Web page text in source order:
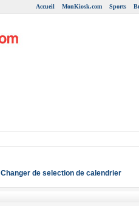
Accueil MonKiosk.com Sports
Changer de selection de calendrier